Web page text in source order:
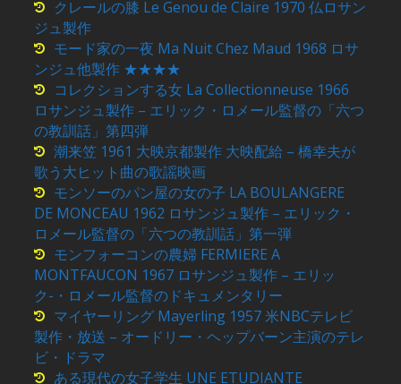
クレールの膝 Le Genou de Claire 1970 仏ロサン
ジュ製作
モード家の一夜 Ma Nuit Chez Maud 1968 ロサ
ンジュ他製作 ★★★★
コレクションする女 La Collectionneuse 1966
ロサンジュ製作 – エリック・ロメール監督の「六つ
の教訓話」第四弾
潮来笠 1961 大映京都製作 大映配給 – 橋幸夫が
歌う大ヒット曲の歌謡映画
モンソーのパン屋の女の子 LA BOULANGERE
DE MONCEAU 1962 ロサンジュ製作 – エリック・
ロメール監督の「六つの教訓話」第一弾
モンフォーコンの農婦 FERMIERE A
MONTFAUCON 1967 ロサンジュ製作 – エリッ
ク-・ロメール監督のドキュメンタリー
マイヤーリング Mayerling 1957 米NBCテレビ
製作・放送 – オードリー・ヘップバーン主演のテレ
ビ・ドラマ
ある現代の女子学生 UNE ETUDIANTE